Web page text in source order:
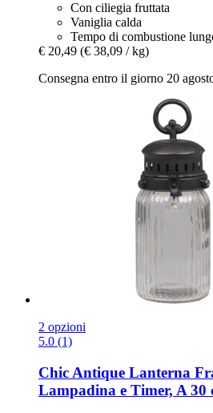
Con ciliegia fruttata
Vaniglia calda
Tempo di combustione
€ 20,49 (€ 38,09 / kg)
Consegna entro il giorno 20
2 opzioni
5.0 (1)
Chic Antique Lanterna
Lampadina e Timer, A 30